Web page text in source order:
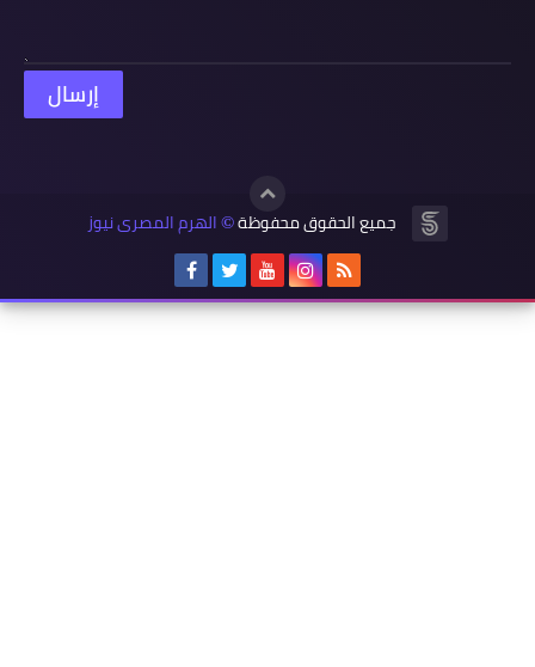
جميع الحقوق محفوظة© الهرم المصرى نيوز